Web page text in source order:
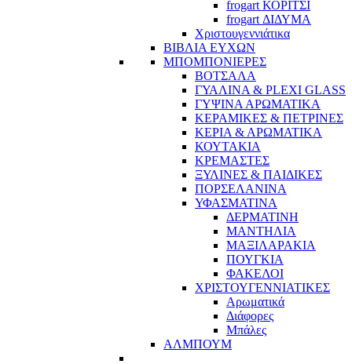
frogart ΚΟΡΙΤΣΙ
frogart ΔΙΔΥΜΑ
Χριστουγεννιάτικα
ΒΙΒΛΙΑ ΕΥΧΩΝ
ΜΠΟΜΠΟΝΙΕΡΕΣ
ΒΟΤΣΑΛΑ
ΓΥΑΛΙΝΑ & PLEXI GLASS
ΓΥΨΙΝΑ ΑΡΩΜΑΤΙΚΑ
ΚΕΡΑΜΙΚΕΣ & ΠΕΤΡΙΝΕΣ
ΚΕΡΙΑ & ΑΡΩΜΑΤΙΚΑ
ΚΟΥΤΑΚΙΑ
ΚΡΕΜΑΣΤΕΣ
ΞΥΛΙΝΕΣ & ΠΑΙΔΙΚΕΣ
ΠΟΡΣΕΛΑΝΙΝΑ
ΥΦΑΣΜΑΤΙΝA
ΔΕΡΜΑΤΙΝΗ
ΜΑΝΤΗΛΙΑ
ΜΑΞΙΛΑΡΑΚΙΑ
ΠΟΥΓΚΙΑ
ΦΑΚΕΛΟΙ
ΧΡΙΣΤΟΥΓΕΝΝΙΑΤΙΚΕΣ
Αρωματικά
Διάφορες
Μπάλες
ΑΛΜΠΟΥΜ